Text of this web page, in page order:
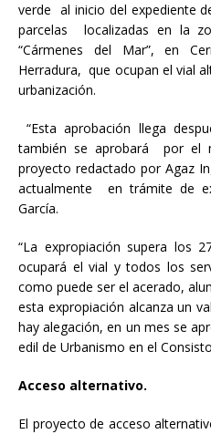
verde al inicio del expediente
parcelas localizadas en la
“Cármenes del Mar”, en
Herradura, que ocupan el vial
urbanización.
“Esta aprobación llega
también se aprobará por el
proyecto redactado por Agaz
actualmente en trámite de
García.
“La expropiación supera los
ocupará el vial y todos los
como puede ser el acerado,
esta expropiación alcanza un
hay alegación, en un mes se
edil de Urbanismo en el
Acceso alternativo.
El proyecto de acceso